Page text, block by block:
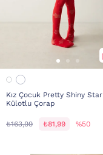
Kız Çocuk Pretty Shiny Star
Külotlu Çorap
₺163,99 ₺81,99 %50